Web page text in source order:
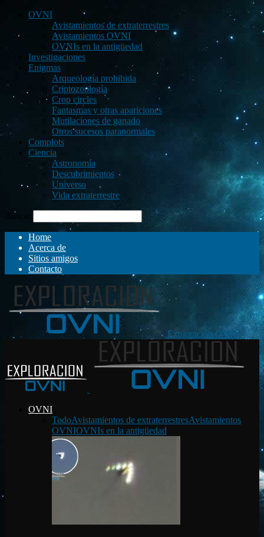
OVNI
Avistamientos de extraterrestres
Avistamientos OVNI
OVNIs en la antigüedad
Investigaciones
Enigmas
Arqueología prohibida
Criptozoología
Crop circles
Fantasmas y otras apariciones
Mutilaciones de ganado
Otros sucesos paranormales
Complots
Ciencia
Astronomía
Descubrimientos
Universo
Vida extraterrestre
Buscar
Home
Acerca de
Sitios amigos
Contacto
Exploración OVNI
OVNI
TodoAvistamientos de extraterrestresAvistamientos
OVNIOVNIs en la antigüedad